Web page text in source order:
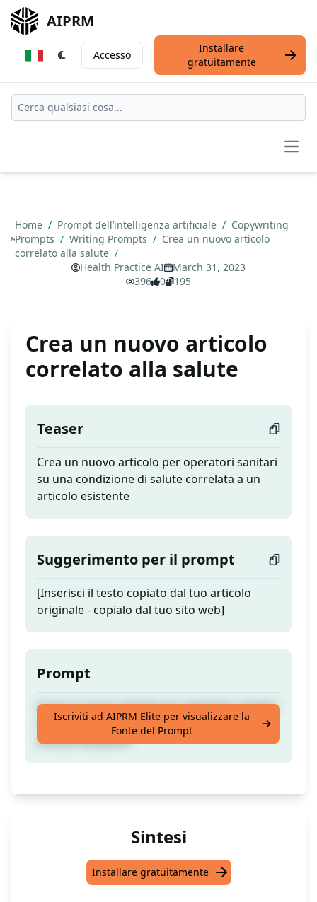
AIPRM
Accesso
Installare
gratuitamente
Home / Prompt dell’intelligenza artificiale / Copywriting
Prompts / Writing Prompts / Crea un nuovo articolo
correlato alla salute /
Health Practice AI
March 31, 2023
396
0 195
Crea un nuovo articolo
correlato alla salute
Teaser
Crea un nuovo articolo per operatori sanitari
su una condizione di salute correlata a un
articolo esistente
Suggerimento per il prompt
[Inserisci il testo copiato dal tuo articolo
originale - copialo dal tuo sito web]
Prompt
Crea un nuovo articolo per operatori sanitari
su una condizione di salute correlata a un
articolo esistente
Iscriviti ad AIPRM Elite per visualizzare la
Fonte del Prompt
Sintesi
Installare gratuitamente